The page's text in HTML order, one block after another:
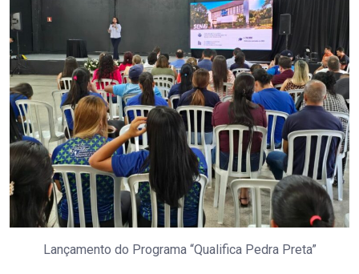
Lançamento do Programa “Qualifica Pedra Preta”